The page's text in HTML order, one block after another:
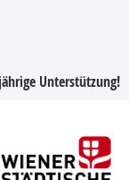
Unterstützung!